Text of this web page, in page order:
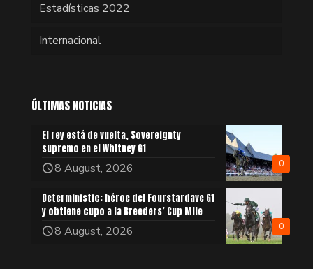
Estadísticas 2022
Internacional
ÚLTIMAS NOTICIAS
0
El rey está de vuelta, Sovereignty
supremo en el Whitney G1
8 August, 2026
0
Deterministic: héroe del Fourstardave G1
y obtiene cupo a la Breeders’ Cup Mile
8 August, 2026